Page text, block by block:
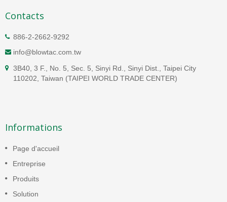
Contacts
886-2-2662-9292
info@blowtac.com.tw
3B40, 3 F., No. 5, Sec. 5, Sinyi Rd., Sinyi Dist., Taipei City
110202, Taiwan (TAIPEI WORLD TRADE CENTER)
Informations
Page d'accueil
Entreprise
Produits
Solution